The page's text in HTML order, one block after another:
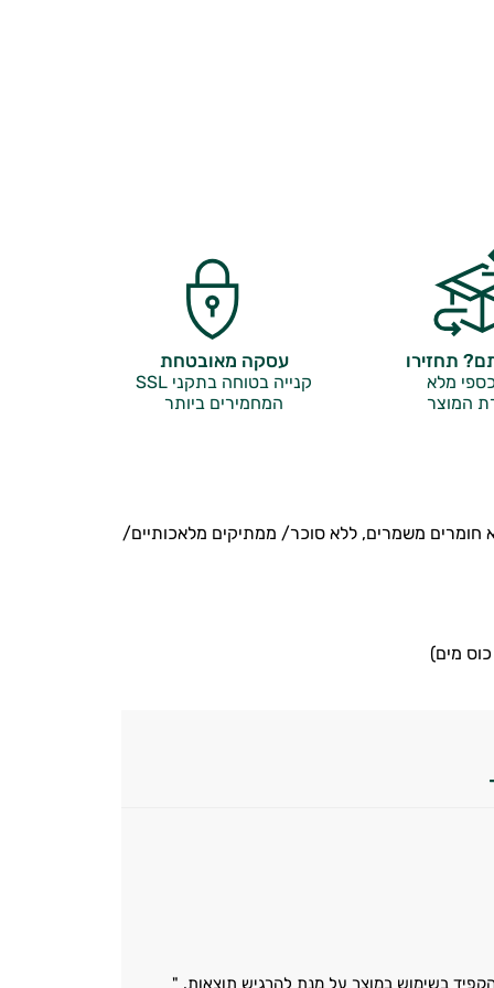
תחזירו
מלא
המוצר
עסקה מאובטחת
קנייה בטוחה בתקני SSL
המחמירים ביותר
משמרים, ללא סוכר/ ממתיקים מלאכותיים/
בשימוש במוצר על מנת להרגיש תוצאות. "